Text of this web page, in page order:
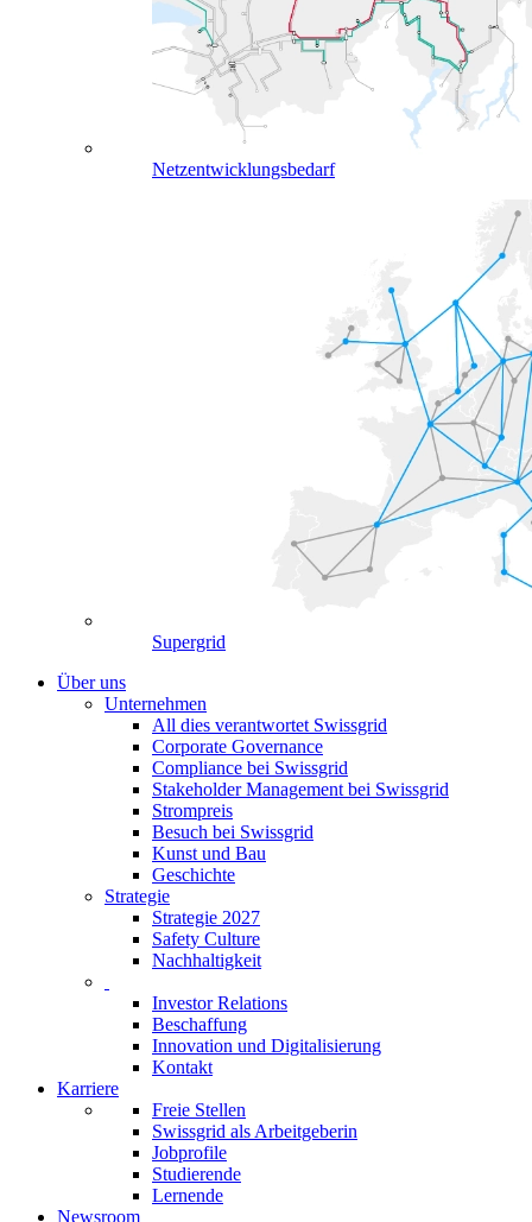
Netzentwicklungsbedarf
Supergrid
Über uns
Unternehmen
All dies verantwortet Swissgrid
Corporate Governance
Compliance bei Swissgrid
Stakeholder Management bei Swissgrid
Strompreis
Besuch bei Swissgrid
Kunst und Bau
Geschichte
Strategie
Strategie 2027
Safety Culture
Nachhaltigkeit
Investor Relations
Beschaffung
Innovation und Digitalisierung
Kontakt
Karriere
Freie Stellen
Swissgrid als Arbeitgeberin
Jobprofile
Studierende
Lernende
Newsroom